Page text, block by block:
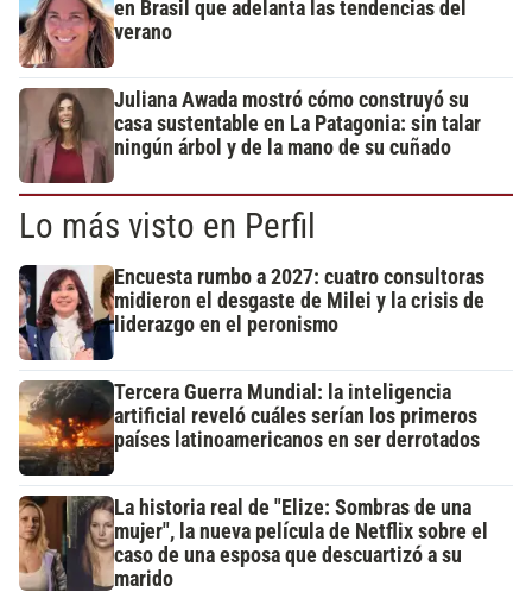
en Brasil que adelanta las tendencias del
verano
Juliana Awada mostró cómo construyó su
casa sustentable en La Patagonia: sin talar
ningún árbol y de la mano de su cuñado
Lo más visto en Perfil
Encuesta rumbo a 2027: cuatro consultoras
midieron el desgaste de Milei y la crisis de
liderazgo en el peronismo
Tercera Guerra Mundial: la inteligencia
artificial reveló cuáles serían los primeros
países latinoamericanos en ser derrotados
La historia real de "Elize: Sombras de una
mujer", la nueva película de Netflix sobre el
caso de una esposa que descuartizó a su
marido